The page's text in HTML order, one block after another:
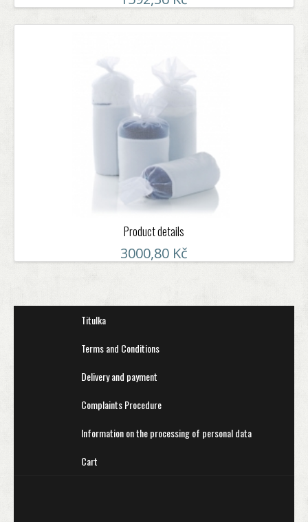
Product details
3000,80 Kč
Titulka
Terms and Conditions
Delivery and payment
Complaints Procedure
Information on the processing of personal data
Cart